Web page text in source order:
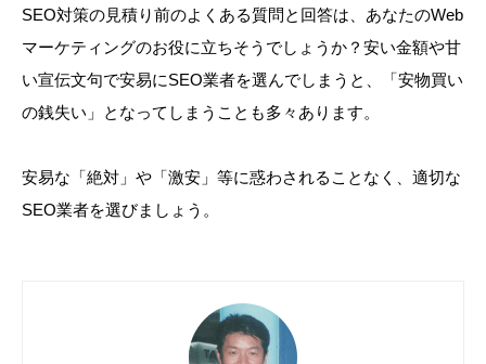
SEO対策の見積り前のよくある質問と回答は、あなたのWeb
マーケティングのお役に立ちそうでしょうか？安い金額や甘
い宣伝文句で安易にSEO業者を選んでしまうと、「安物買い
の銭失い」となってしまうことも多々あります。
安易な「絶対」や「激安」等に惑わされることなく、適切な
SEO業者を選びましょう。